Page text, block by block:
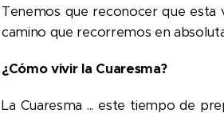
Tenemos que reconocer que esta
camino que recorremos en
¿Cómo vivir la Cuaresma?
La Cuaresma ... este tiempo de